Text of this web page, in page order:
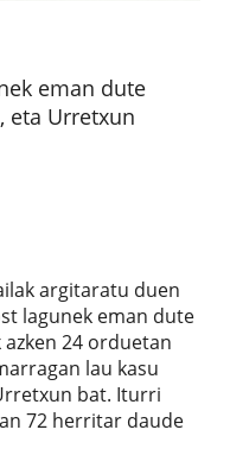
eman dute
eta Urretxun
argitaratu duen
lagunek eman dute
24 orduetan
lau kasu
bat. Iturri
72 herritar daude